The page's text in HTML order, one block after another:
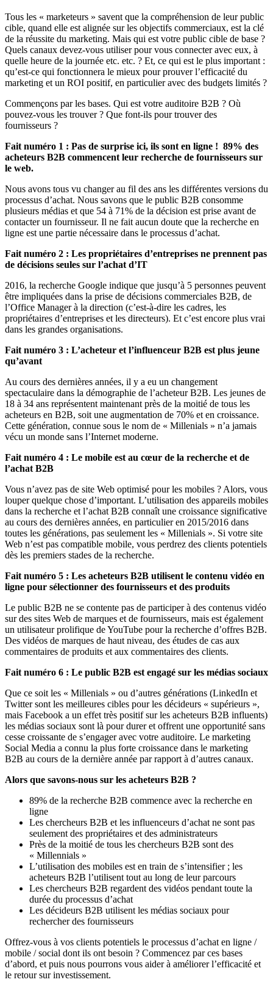
Tous les « marketeurs » savent que la compréhension de leur public
cible, quand elle est alignée sur les objectifs commerciaux, est la clé
de la réussite du marketing. Mais qui est votre public cible de base ?
Quels canaux devez-vous utiliser pour vous connecter avec eux, à
quelle heure de la journée etc. etc. ? Et, ce qui est le plus important :
qu’est-ce qui fonctionnera le mieux pour prouver l’efficacité du
marketing et un ROI positif, en particulier avec des budgets limités ?
Commençons par les bases. Qui est votre auditoire B2B ? Où
pouvez-vous les trouver ? Que font-ils pour trouver des
fournisseurs ?
Fait numéro 1 : Pas de surprise ici, ils sont en ligne ! 89% des
acheteurs B2B commencent leur recherche de fournisseurs sur
le web.
Nous avons tous vu changer au fil des ans les différentes versions du
processus d’achat. Nous savons que le public B2B consomme
plusieurs médias et que 54 à 71% de la décision est prise avant de
contacter un fournisseur. Il ne fait aucun doute que la recherche en
ligne est une partie nécessaire dans le processus d’achat.
Fait numéro 2 : Les propriétaires d’entreprises ne prennent pas
de décisions seules sur l’achat d’IT
2016, la recherche Google indique que jusqu’à 5 personnes peuvent
être impliquées dans la prise de décisions commerciales B2B, de
l’Office Manager à la direction (c’est-à-dire les cadres, les
propriétaires d’entreprises et les directeurs). Et c’est encore plus vrai
dans les grandes organisations.
Fait numéro 3 : L’acheteur et l’influenceur B2B est plus jeune
qu’avant
Au cours des dernières années, il y a eu un changement
spectaculaire dans la démographie de l’acheteur B2B. Les jeunes de
18 à 34 ans représentent maintenant près de la moitié de tous les
acheteurs en B2B, soit une augmentation de 70% et en croissance.
Cette génération, connue sous le nom de « Millenials » n’a jamais
vécu un monde sans l’Internet moderne.
Fait numéro 4 : Le mobile est au cœur de la recherche et de
l’achat B2B
Vous n’avez pas de site Web optimisé pour les mobiles ? Alors, vous
louper quelque chose d’important. L’utilisation des appareils mobiles
dans la recherche et l’achat B2B connaît une croissance significative
au cours des dernières années, en particulier en 2015/2016 dans
toutes les générations, pas seulement les « Millenials ». Si votre site
Web n’est pas compatible mobile, vous perdrez des clients potentiels
dès les premiers stades de la recherche.
Fait numéro 5 : Les acheteurs B2B utilisent le contenu vidéo en
ligne pour sélectionner des fournisseurs et des produits
Le public B2B ne se contente pas de participer à des contenus vidéo
sur des sites Web de marques et de fournisseurs, mais est également
un utilisateur prolifique de YouTube pour la recherche d’offres B2B.
Des vidéos de marques de haut niveau, des études de cas aux
commentaires de produits et aux commentaires des clients.
Fait numéro 6 : Le public B2B est engagé sur les médias sociaux
Que ce soit les « Millenials » ou d’autres générations (LinkedIn et
Twitter sont les meilleures cibles pour les décideurs « supérieurs »,
mais Facebook a un effet très positif sur les acheteurs B2B influents)
les médias sociaux sont là pour durer et offrent une opportunité sans
cesse croissante de s’engager avec votre auditoire. Le marketing
Social Media a connu la plus forte croissance dans le marketing
B2B au cours de la dernière année par rapport à d’autres canaux.
Alors que savons-nous sur les acheteurs B2B ?
89% de la recherche B2B commence avec la recherche en
ligne
Les chercheurs B2B et les influenceurs d’achat ne sont pas
seulement des propriétaires et des administrateurs
Près de la moitié de tous les chercheurs B2B sont des
« Millennials »
L’utilisation des mobiles est en train de s’intensifier ; les
acheteurs B2B l’utilisent tout au long de leur parcours
Les chercheurs B2B regardent des vidéos pendant toute la
durée du processus d’achat
Les décideurs B2B utilisent les médias sociaux pour
rechercher des fournisseurs
Offrez-vous à vos clients potentiels le processus d’achat en ligne /
mobile / social dont ils ont besoin ? Commencez par ces bases
d’abord, et puis nous pourrons vous aider à améliorer l’efficacité et
le retour sur investissement.